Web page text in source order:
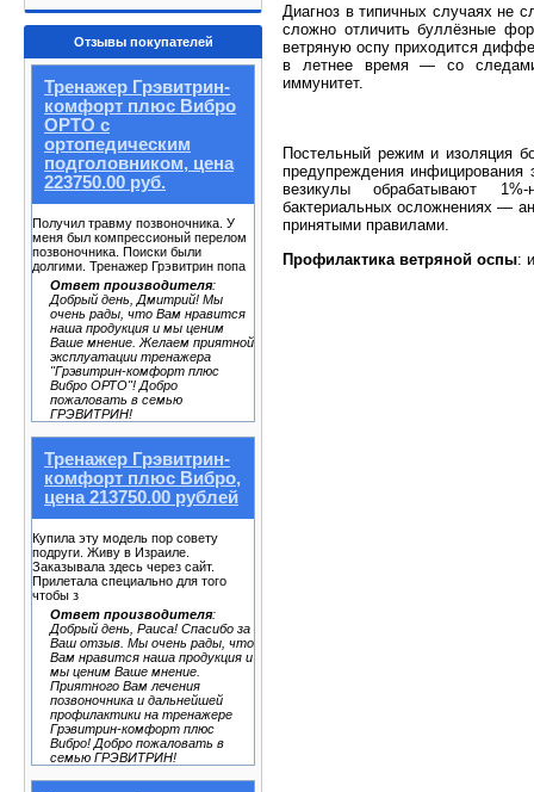
Отзывы покупателей
Тренажер Грэвитрин-
комфорт плюс Вибро
ОРТО с
ортопедическим
подголовником, цена
223750.00 руб.
Получил травму позвоночника. У
меня был компрессионый перелом
позвоночника. Поиски были
долгими. Тренажер Грэвитрин попа
Ответ производителя:
Добрый день, Дмитрий! Мы
очень рады, что Вам нравится
наша продукция и мы ценим
Ваше мнение. Желаем приятной
эксплуатации тренажера
"Грэвитрин-комфорт плюс
Вибро ОРТО"! Добро
пожаловать в семью
ГРЭВИТРИН!
Тренажер Грэвитрин-
комфорт плюс Вибро,
цена 213750.00 рублей
Купила эту модель пор совету
подруги. Живу в Израиле.
Заказывала здесь через сайт.
Прилетала специально для того
чтобы з
Ответ производителя:
Добрый день, Раиса! Спасибо за
Ваш отзыв. Мы очень рады, что
Вам нравится наша продукция и
мы ценим Ваше мнение.
Приятного Вам лечения
позвоночника и дальнейшей
профилактики на тренажере
Грэвитрин-комфорт плюс
Вибро! Добро пожаловать в
семью ГРЭВИТРИН!
Диагноз в типичных случаях не
сложно отличить буллёзные
ветряную оспу приходится
в летнее время — со следами
иммунитет.
Постельный режим и изоляция
предупреждения
везикулы обрабатывают
бактериальных осложнениях —
принятыми правилами.
Профилактика ветряной оспы: